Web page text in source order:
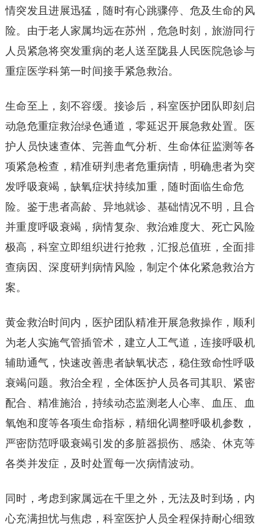
情突发且进展迅猛，随时有心跳骤停、危及生命的风
险。由于老人家属均远在苏州，危急时刻，旅游同行
人员紧急将突发重病的老人送至陇县人民医院急诊与
重症医学科第一时间接手紧急救治。
生命至上，刻不容缓。接诊后，科室医护团队即刻启
动急危重症救治绿色通道，零延迟开展急救处置。医
护人员快速查体、完善血气分析、生命体征监测等各
项紧急检查，精准研判患者危重病情，明确患者为突
发呼吸衰竭，缺氧症状持续加重，随时面临生命危
险。鉴于患者高龄、异地就诊、基础情况不明，且合
并重度呼吸衰竭，病情复杂、救治难度大、死亡风险
极高，科室立即组织进行抢救，汇报总值班，全面排
查病因、深度研判病情风险，制定个体化紧急救治方
案。
黄金救治时间内，医护团队精准开展急救操作，顺利
为老人实施气管插管术，建立人工气道，连接呼吸机
辅助通气，快速改善患者缺氧状态，稳住致命性呼吸
衰竭问题。救治全程，全体医护人员各司其职、紧密
配合、精准施治，持续动态监测老人心率、血压、血
氧饱和度等各项生命指标，精细化调整呼吸机参数，
严密防范呼吸衰竭引发的多脏器损伤、感染、休克等
各类并发症，及时处置每一次病情波动。
同时，考虑到家属远在千里之外，无法及时到场，内
心充满担忧与焦虑，科室医护人员全程保持耐心细致